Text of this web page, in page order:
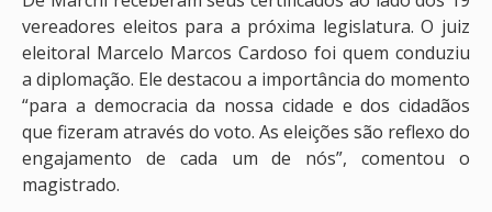
vereadores eleitos para a próxima legislatura. O juiz
eleitoral Marcelo Marcos Cardoso foi quem conduziu
a diplomação. Ele destacou a importância do momento
“para a democracia da nossa cidade e dos cidadãos
que fizeram através do voto. As eleições são reflexo do
engajamento de cada um de nós”, comentou o
magistrado.